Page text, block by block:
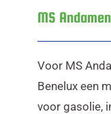
MS
Voor MS
Benelux een
voor gasolie,